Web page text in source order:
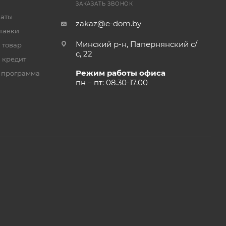
кредит
ЗАКАЗАТЬ ЗВОНОК
zakaz@e-dom.by
Минский р-н, Папернянский с/
с, 22
Режим работы офиса
пн – пт: 08.30-17.00